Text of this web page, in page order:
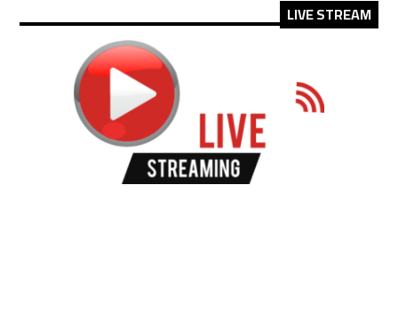
LIVE STREAM